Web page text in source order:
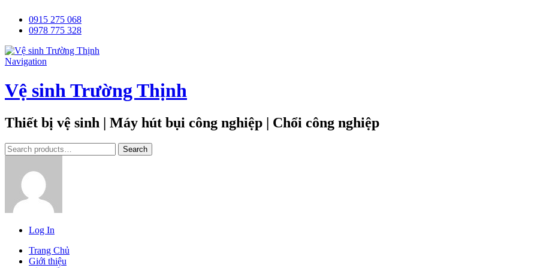
0915 275 068
0978 775 328
Navigation
Vệ sinh Trường Thịnh
Thiết bị vệ sinh | Máy hút bụi công nghiệp | Chổi công nghiệp
Tìm
kiếm:
Search
Log In
Trang Chủ
Giới thiệu